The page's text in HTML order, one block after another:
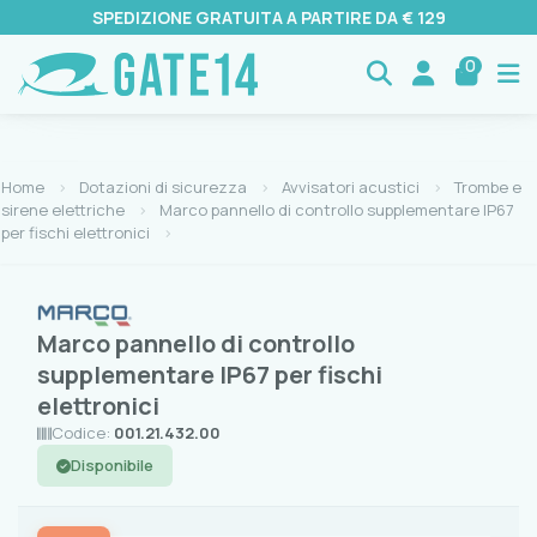
SPEDIZIONE GRATUITA A PARTIRE DA € 129
0
Home Dotazioni di sicurezza Avvisatori acustici
Trombe e
sirene elettriche
Marco pannello di controllo supplementare IP67
per fischi elettronici
Marco pannello di controllo
supplementare IP67 per fischi
elettronici
Codice: 001.21.432.00
Disponibile